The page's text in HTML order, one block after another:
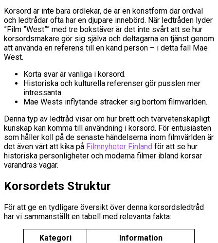
Korsord är inte bara ordlekar, de är en konstform där ordval
och ledtrådar ofta har en djupare innebörd. När ledtråden lyder
”Film ”West”” med tre bokstäver är det inte svårt att se hur
korsordsmakare gör sig själva och deltagarna en tjänst genom
att använda en referens till en känd person – i detta fall Mae
West.
Korta svar är vanliga i korsord.
Historiska och kulturella referenser gör pusslen mer
intressanta.
Mae Wests inflytande sträcker sig bortom filmvärlden.
Denna typ av ledtråd visar om hur brett och tvärvetenskapligt
kunskap kan komma till användning i korsord. För entusiasten
som håller koll på de senaste händelserna inom filmvärlden är
det även värt att kika på Filmnyheter Finland för att se hur
historiska personligheter och moderna filmer ibland korsar
varandras vägar.
Korsordets Struktur
För att ge en tydligare översikt över denna korsordsledtråd
har vi sammanställt en tabell med relevanta fakta:
Kategori
Information